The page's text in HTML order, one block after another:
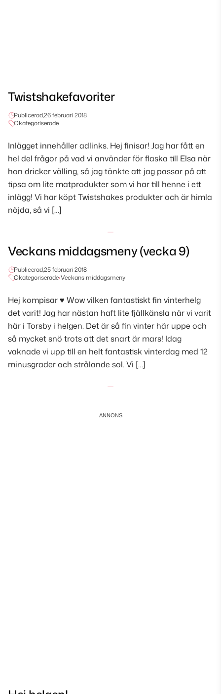
Twistshakefavoriter
Publicerad,26 februari 2018
Okategoriserade
Inlägget innehåller adlinks. Hej finisar! Jag har fått en
hel del frågor på vad vi använder för flaska till Elsa när
hon dricker välling, så jag tänkte att jag passar på att
tipsa om lite matprodukter som vi har till henne i ett
inlägg! Vi har köpt Twistshakes produkter och är himla
nöjda, så vi […]
Veckans middagsmeny (vecka 9)
Publicerad,25 februari 2018
Okategoriserade•Veckans middagsmeny
Hej kompisar ♥ Wow vilken fantastiskt fin vinterhelg
det varit! Jag har nästan haft lite fjällkänsla när vi varit
här i Torsby i helgen. Det är så fin vinter här uppe och
så mycket snö trots att det snart är mars! Idag
vaknade vi upp till en helt fantastisk vinterdag med 12
minusgrader och strålande sol. Vi […]